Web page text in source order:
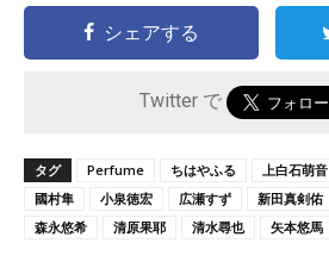
シェアする
Twitter で
タグ Perfume ちはやふる 上白石萌音
國村隼
小泉徳宏 広瀬すず 新田真剣佑
森永悠希
清原果耶 清水尋也 矢本悠馬